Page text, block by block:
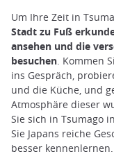
Um Ihre Zeit in
Stadt zu Fuß
ansehen und die
besuchen. Kommen
ins Gespräch,
und die Küche, und
Atmosphäre dieser
Sie sich in Tsumago
Sie Japans reiche
besser kennenlernen.